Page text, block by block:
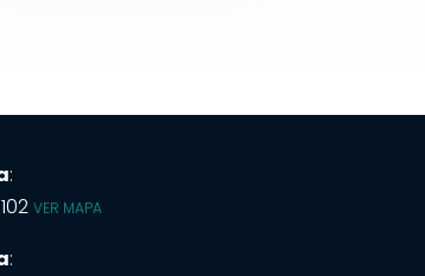
:
VER MAPA
: